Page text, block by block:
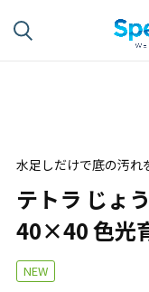
水足しだけで底の汚れ
テトラ じょ
40×40 色光
NEW